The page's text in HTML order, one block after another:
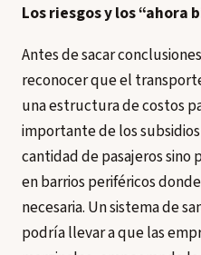
Los riesgos y los “ahora
Antes de sacar
reconocer que el
una estructura de costos
importante de los
cantidad de pasajeros sino
en barrios periféricos
necesaria. Un sistema de
podría llevar a que las